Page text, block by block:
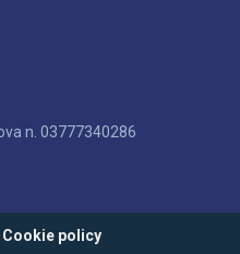
n. 03777340286
Cookie policy